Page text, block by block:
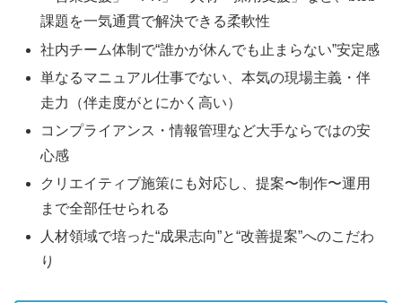
課題を一気通貫で解決できる柔軟性
社内チーム体制で“誰かが休んでも止まらない”安定感
単なるマニュアル仕事でない、本気の現場主義・伴
走力（伴走度がとにかく高い）
コンプライアンス・情報管理など大手ならではの安
心感
クリエイティブ施策にも対応し、提案〜制作〜運用
まで全部任せられる
人材領域で培った“成果志向”と“改善提案”へのこだわ
り